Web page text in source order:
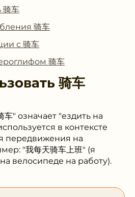
骑车
骑车
с 骑车
骑车
骑车
车" означает "ездить на
в контексте
передвижения на
"我每天骑车上班" (я
велосипеде на работу).